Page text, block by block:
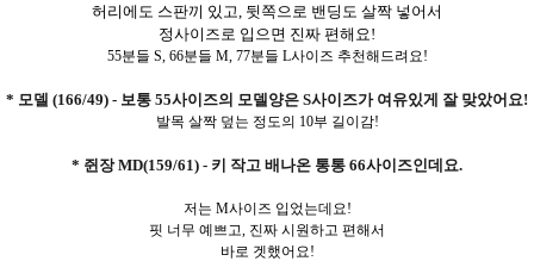
허리에도 스판끼 있고, 뒷쪽으로 밴딩도 살짝 넣어서
정사이즈로 입으면 진짜 편해요!
55분들 S, 66분들 M, 77분들 L사이즈 추천해드려요!
* 모델 (166/49) - 보통 55사이즈의 모델양은 S사이즈가 여유있게 잘 맞았어요!
발목 살짝 덮는 정도의 10부 길이감!
* 쥔장 MD(159/61) - 키 작고 배나온 통통 66사이즈인데요.
저는 M사이즈 입었는데요!
핏 너무 예쁘고, 진짜 시원하고 편해서
바로 겟했어요!